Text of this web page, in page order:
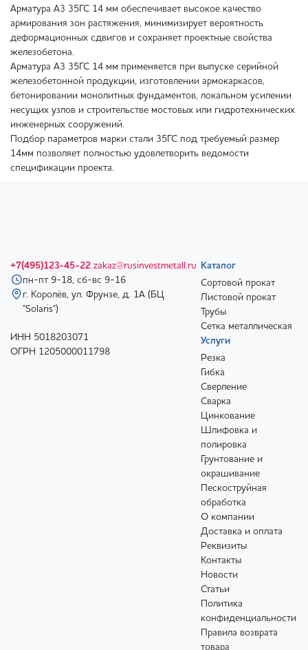
Арматура А3 35ГС 14 мм обеспечивает высокое качество
армирования зон растяжения, минимизирует вероятность
деформационных сдвигов и сохраняет проектные свойства
железобетона.
Арматура А3 35ГС 14 мм применяется при выпуске серийной
железобетонной продукции, изготовлении армокаркасов,
бетонировании монолитных фундаментов, локальном усилении
несущих узлов и строительстве мостовых или гидротехнических
инженерных сооружений.
Подбор параметров марки стали 35ГС под требуемый размер
14мм позволяет полностью удовлетворить ведомости
спецификации проекта.
+7(495)123-45-22 zakaz@rusinvestmetall.ru
пн-пт 9-18, сб-вс 9-16
г. Королёв, ул. Фрунзе, д. 1А (БЦ
"Solaris")
ИНН 5018203071
ОГРН 1205000011798
Каталог
Сортовой прокат
Листовой прокат
Трубы
Сетка металлическая
Услуги
Резка
Гибка
Сверление
Сварка
Цинкование
Шлифовка и
полировка
Грунтование и
окрашивание
Пескоструйная
обработка
О компании
Доставка и оплата
Реквизиты
Контакты
Новости
Статьи
Политика
конфиденциальности
Правила возврата
товара